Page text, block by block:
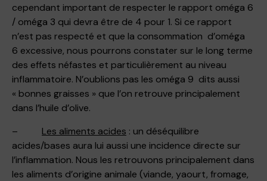
cependant important de respecter le rapport oméga 6
/ oméga 3 qui devra être de 4 pour 1. Si ce rapport
n’est pas respecté et que la consommation d’oméga
6 excessive, nous pourrons constater sur le long terme
des effets néfastes et particulièrement au niveau
inflammatoire. N’oublions pas les oméga 9 dits aussi
« bonnes graisses » que l’on retrouve principalement
dans l’huile d’olive.
– Les aliments acides : un déséquilibre
acides/bases aura lui aussi une incidence directe sur
l’inflammation. Nous les retrouvons principalement dans
les aliments d’origine animale (viande, yaourt, fromage,